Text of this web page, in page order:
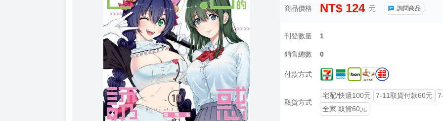
商品價格 NT$ 124 元 詢問商品
刊登數量 1
銷售總數 0
付款方式
取貨方式
宅配/快遞100元 7-11取貨付款60元
全家 取貨60元